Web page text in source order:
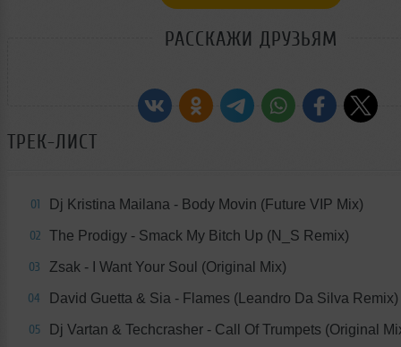
РАССКАЖИ ДРУЗЬЯМ
ТРЕК-ЛИСТ
01 Dj Kristina Mailana - Body Movin (Future VIP Mix)
02 The Prodigy - Smack My Bitch Up (N_S Remix)
03 Zsak - I Want Your Soul (Original Mix)
04 David Guetta & Sia - Flames (Leandro Da Silva Remix)
05 Dj Vartan & Techcrasher - Call Of Trumpets (Original